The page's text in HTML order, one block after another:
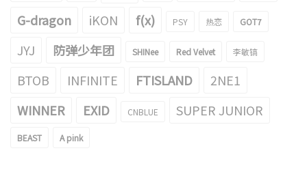
G-dragon iKON f(x) PSY 热恋 GOT7
JYJ 防弹少年团 SHINee Red Velvet 李敏镐
BTOB INFINITE FTISLAND
2NE1
WINNER
EXID CNBLUE SUPER JUNIOR
BEAST A pink